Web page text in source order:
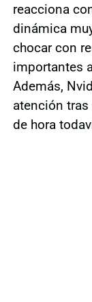
reacciona
dinámica
chocar con
importantes
Además,
atención
de hora